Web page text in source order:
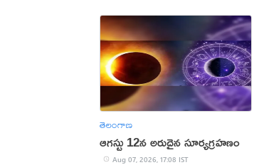
తెలంగాణ
ఆగస్టు 12న అరుదైన సూర్యగ్రహణం
Aug 07, 2026, 17:08 IST